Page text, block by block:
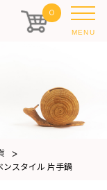
0
MENU
>
ンスタイル 片手鍋